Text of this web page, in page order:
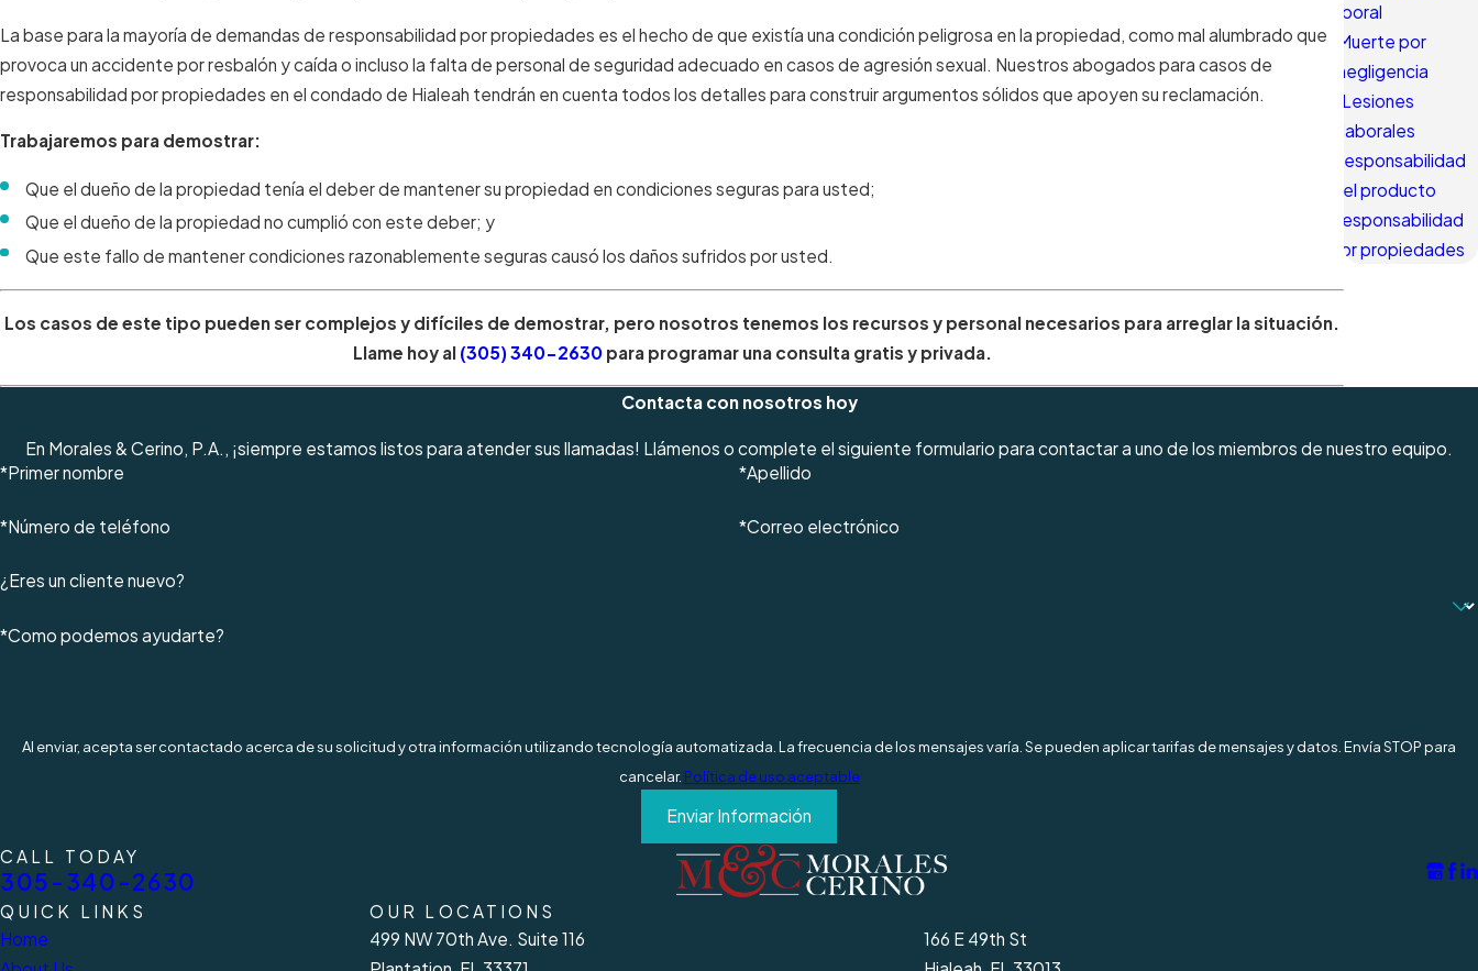
La base para la mayoría de demandas de responsabilidad por propiedades es el hecho de que existía una condición peligrosa en la propiedad, como mal alumbrado que
provoca un accidente por resbalón y caída o incluso la falta de personal de seguridad adecuado en casos de agresión sexual. Nuestros abogados para casos de
responsabilidad por propiedades en el condado de Hialeah tendrán en cuenta todos los detalles para construir argumentos sólidos que apoyen su reclamación.
Trabajaremos para demostrar:
Que el dueño de la propiedad tenía el deber de mantener su propiedad en condiciones seguras para usted;
Que el dueño de la propiedad no cumplió con este deber; y
Que este fallo de mantener condiciones razonablemente seguras causó los daños sufridos por usted.
Los casos de este tipo pueden ser complejos y difíciles de demostrar, pero nosotros tenemos los recursos y personal necesarios para arreglar la situación.
Llame hoy al (305) 340-2630 para programar una consulta gratis y privada.
laboral
Muerte por
negligencia
Lesiones
laborales
Responsabilidad
del producto
Responsabilidad
por propiedades
Contacta con nosotros hoy
En Morales & Cerino, P.A., ¡siempre estamos listos para atender sus llamadas! Llámenos o complete el siguiente formulario para contactar a uno de los miembros de nuestro equipo.
*Primer nombre
*Apellido
*Número de teléfono *Correo electrónico
¿Eres un cliente nuevo?
*Como podemos ayudarte?
Al enviar, acepta ser contactado acerca de su solicitud y otra información utilizando tecnología automatizada. La frecuencia de los mensajes varía. Se pueden aplicar tarifas de mensajes y datos. Envía STOP para
cancelar. Política de uso aceptable
Enviar Información
CALL TODAY
305-340-2630
QUICK LINKS
Home
OUR LOCATIONS
499 NW 70th Ave. Suite 116
166 E 49th St